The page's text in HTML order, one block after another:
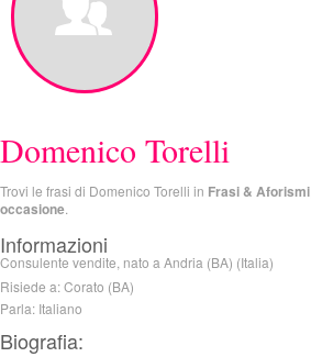
Domenico Torelli
Trovi le frasi di Domenico Torelli in Frasi & Aforismi
occasione
Informazioni
Consulente vendite, nato a Andria (BA) (Italia)
Risiede a: Corato (BA)
Parla: Italiano
Biografia: